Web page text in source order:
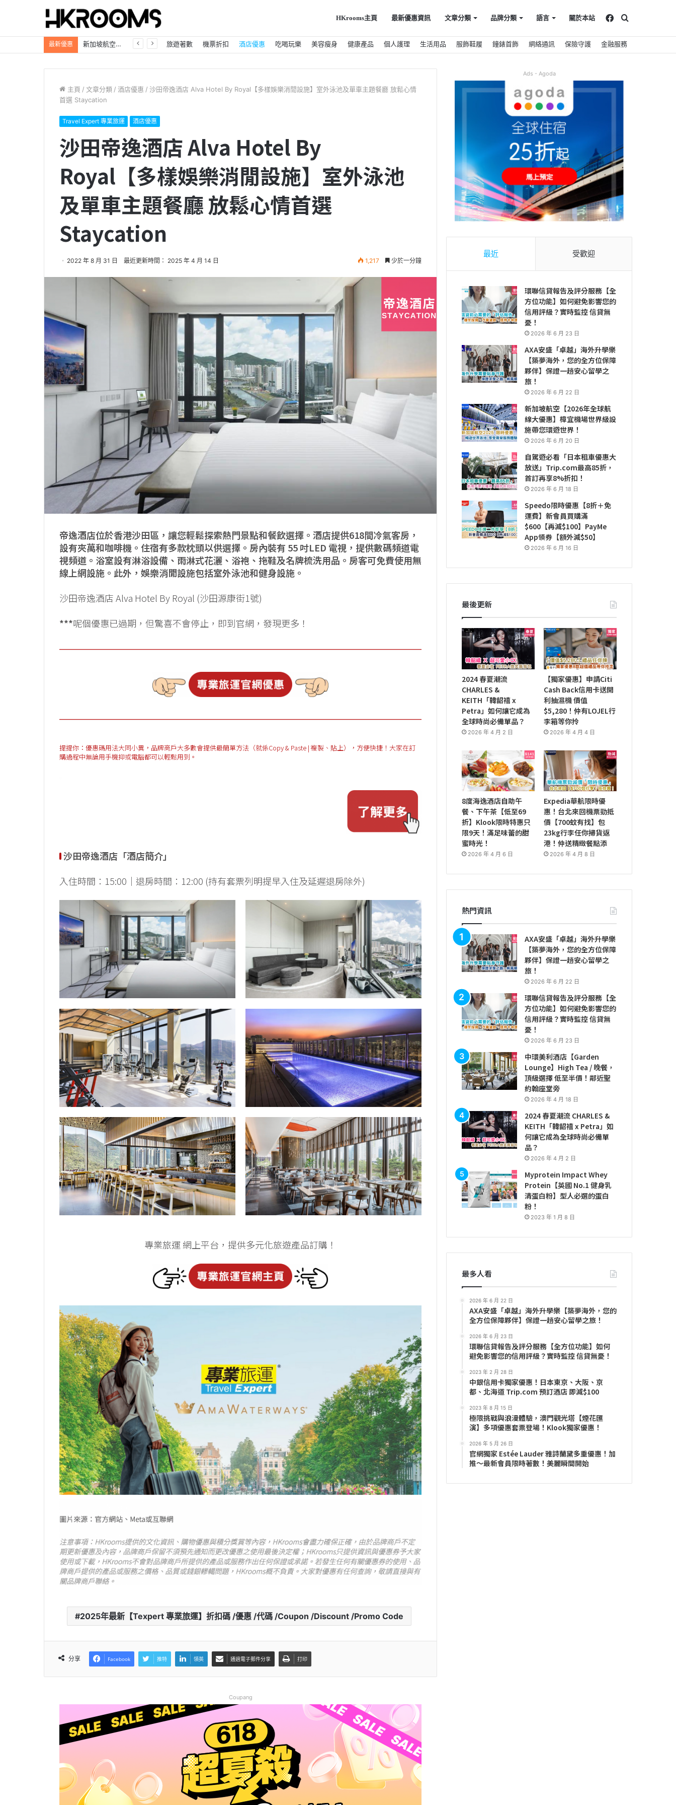
HKrooms主頁 最新優惠資訊 文章分類 品牌分類 語言 關於本站 搜
尋
Facebook
最新優惠 自駕遊必看「日本租車優惠大放送」Trip.com最高85折，首訂再享8%折扣！ 旅遊著數 機票折扣 酒店優惠 吃喝玩樂 美容瘦身 健康產品 個人護理 生活用品 服飾鞋履 鐘錶首飾 網絡通訊 保險守護 金融服務
主頁 / 文章分類 / 酒店優惠 / 沙田帝逸酒店 Alva Hotel By Royal【多樣娛樂消閒設施】室外泳池及單車主題餐廳 放鬆心情
首選 Staycation
Travel Expert 專業旅運 酒店優惠
沙田帝逸酒店 Alva Hotel By
Royal【多樣娛樂消閒設施】室外泳池
及單車主題餐廳 放鬆心情首選
Staycation
2022 年 8 月 31 日 最近更新時間： 2025 年 4 月 14 日 1,217 少於一分鐘
帝逸酒店位於香港沙田區，讓您輕鬆探索熱門景點和餐飲選擇。酒店提供618間冷氣客房，
設有夾萬和咖啡機。住宿有多款枕頭以供選擇。房內裝有 55 吋LED 電視，提供數碼頻道電
視頻道。浴室設有淋浴設備、雨淋式花灑、浴袍、拖鞋及名牌梳洗用品。房客可免費使用無
線上網設施。此外，娛樂消閒設施包括室外泳池和健身設施。
沙田帝逸酒店 Alva Hotel By Royal (沙田源康街1號)
***呢個優惠已過期，但驚喜不會停止，即到官網，發現更多！
提提你：優惠碼用法大同小異，品牌商戶大多數會提供最簡單方法（就係Copy & Paste | 複製、貼上），方便快捷！大家在訂
購過程中無論用手機抑或電腦都可以輕鬆用到。
沙田帝逸酒店「酒店簡介」
入住時間：15:00｜退房時間：12:00 (持有套票列明提早入住及延遲退房除外)
專業旅運 網上平台，提供多元化旅遊產品訂購！
2025年最新【Texpert 專業旅運】折扣碼 /優惠 /代碼 /Coupon /Discount /Promo Code
分享 Facebook 推特 領英 通過電子郵件分享 打印
Coupang
Ads - Agoda
最近 受歡迎
環聯信貸報告及評分服務【全
方位功能】如何避免影響您的
信用評級？實時監控 信貸無
憂！
2026 年 6 月 23 日
AXA安盛「卓越」海外升學樂
【築夢海外，您的全方位保障
夥伴】保證一趟安心留學之
旅！
2026 年 6 月 22 日
新加坡航空【2026年全球航
線大優惠】樟宜機場世界級設
施帶您環遊世界！
2026 年 6 月 20 日
自駕遊必看「日本租車優惠大
放送」Trip.com最高85折，
首訂再享8%折扣！
2026 年 6 月 18 日
Speedo限時優惠【8折＋免
運費】新會員買購滿
$600【再減$100】PayMe
App領券【額外減$50】
2026 年 6 月 16 日
最後更新
2024 春夏潮流
CHARLES &
KEITH「韓韶禧 x
Petra」如何讓它成為
全球時尚必備單品？
2026 年 4 月 2 日
【獨家優惠】申請Citi
Cash Back信用卡送開
利抽濕機 價值
$5,280！仲有LOJEL行
李箱等你拎
2026 年 4 月 4 日
8度海逸酒店自助午
餐、下午茶【低至69
折】Klook限時特惠只
限9天！滿足味蕾的甜
蜜時光！
2026 年 4 月 6 日
Expedia華航限時優
惠！台北來回機票勁抵
價【700蚊有找】包
23kg行李任你掃貨返
港！仲送精緻餐點添
2026 年 4 月 8 日
熱門資訊
AXA安盛「卓越」海外升學樂
【築夢海外，您的全方位保障
夥伴】保證一趟安心留學之
旅！
2026 年 6 月 22 日
環聯信貸報告及評分服務【全
方位功能】如何避免影響您的
信用評級？實時監控 信貸無
憂！
2026 年 6 月 23 日
中環美利酒店【Garden
Lounge】High Tea / 晚餐，
頂級選擇 低至半價！鄰近聖
約翰座堂旁
2026 年 4 月 18 日
2024 春夏潮流 CHARLES &
KEITH「韓韶禧 x Petra」如
何讓它成為全球時尚必備單
品？
2026 年 4 月 2 日
Myprotein Impact Whey
Protein【英國 No.1 健身乳
清蛋白粉】型人必選的蛋白
粉！
2023 年 1 月 8 日
最多人看
2026 年 6 月 22 日
AXA安盛「卓越」海外升學樂【築夢海外，您的
全方位保障夥伴】保證一趟安心留學之旅！
2026 年 6 月 23 日
環聯信貸報告及評分服務【全方位功能】如何
避免影響您的信用評級？實時監控 信貸無憂！
2023 年 2 月 28 日
中銀信用卡獨家優惠！日本東京、大阪、京
都、北海道 Trip.com 預訂酒店 即減$100
2023 年 8 月 15 日
極限挑戰與浪漫體驗，澳門觀光塔【煙花匯
演】多項優惠套票登場！Klook獨家優惠！
2026 年 5 月 26 日
官網獨家 Estée Lauder 雅詩蘭黛多重優惠！加
推～最新會員限時著數！美麗瞬間開始